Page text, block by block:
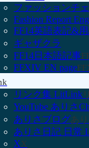
ファッションチ
Fashion Report
FF14英語表記&
ギャザクラ
FF14日本語記事
FFXIV EN page
リンク集 LitLink
YouTube ありさCh
ありさブログあ
ありさ日記 日常
XX